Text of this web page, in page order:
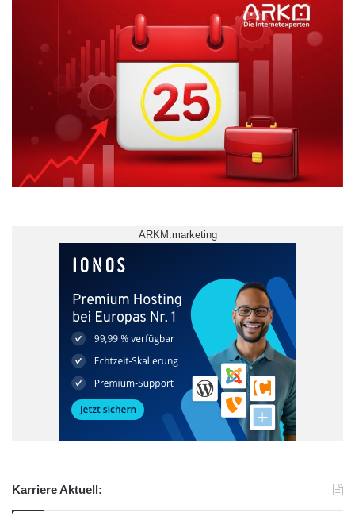
ARKM.marketing
Karriere Aktuell: